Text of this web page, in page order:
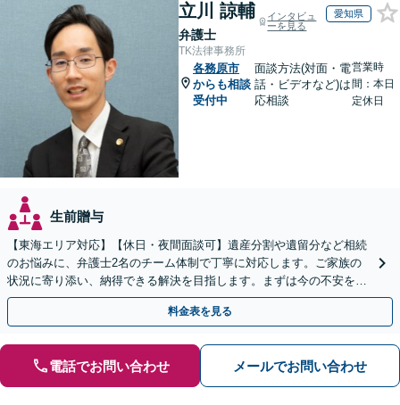
立川 諒輔
弁護士
インタビュ
ーを見る
愛知県
TK法律事務所
各務原市
からも相談
受付中
面談方法(対面・電
話・ビデオなど)は
応相談
営業時
間：本日
定休日
生前贈与
【東海エリア対応】【休日・夜間面談可】遺産分割や遺留分など相続
のお悩みに、弁護士2名のチーム体制で丁寧に対応します。ご家族の
状況に寄り添い、納得できる解決を目指します。まずは今の不安をお
聞かせください【メール・WEB相談可】
料金表を見る
電話でお問い合わせ メールでお問い合わせ